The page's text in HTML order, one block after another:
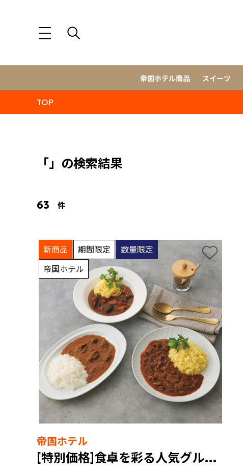
帝国ホテル商品 スイーツ
TOP
「」の検索結果
63 件
新商品 期間限定
数量限定
帝国ホテル
帝国ホテル
[特別価格]食卓を彩る人気グルメ福袋